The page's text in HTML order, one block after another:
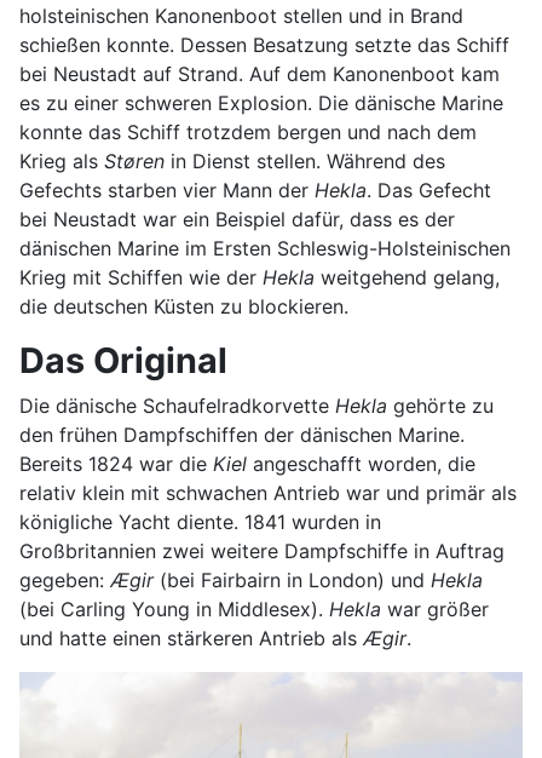
holsteinischen Kanonenboot stellen und in Brand
schießen konnte. Dessen Besatzung setzte das Schiff
bei Neustadt auf Strand. Auf dem Kanonenboot kam
es zu einer schweren Explosion. Die dänische Marine
konnte das Schiff trotzdem bergen und nach dem
Krieg als Støren in Dienst stellen. Während des
Gefechts starben vier Mann der Hekla. Das Gefecht
bei Neustadt war ein Beispiel dafür, dass es der
dänischen Marine im Ersten Schleswig-Holsteinischen
Krieg mit Schiffen wie der Hekla weitgehend gelang,
die deutschen Küsten zu blockieren.
Das Original
Die dänische Schaufelradkorvette Hekla gehörte zu
den frühen Dampfschiffen der dänischen Marine.
Bereits 1824 war die Kiel angeschafft worden, die
relativ klein mit schwachen Antrieb war und primär als
königliche Yacht diente. 1841 wurden in
Großbritannien zwei weitere Dampfschiffe in Auftrag
gegeben: Ægir(bei Fairbairn in London) und Hekla
(bei Carling Young in Middlesex). Hekla war größer
und hatte einen stärkeren Antrieb als Ægir.